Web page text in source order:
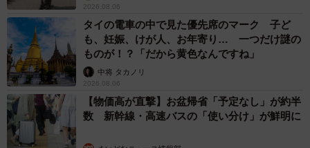
2026.08.06
タイの電車の中で見た優先席のマーク 子ど
も、妊娠、けが人、お年寄り… 一つだけ謎の
ものが！？「だから黄色なんですね」
中将 タカノリ
2026.08.06
【物価高が直撃】お盆帰省「予定なし」が約半
数 新幹線・高速バスの「使い分け」が鮮明に